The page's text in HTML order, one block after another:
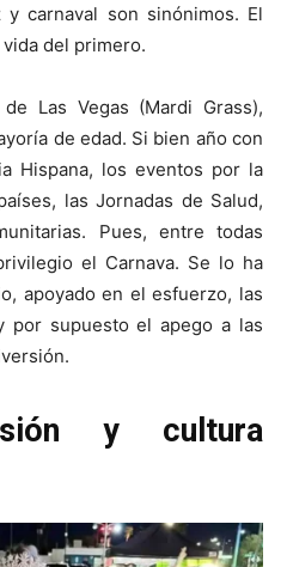
carnaval son sinónimos. El
del primero.
Las Vegas (Mardi Grass),
de edad. Si bien año con
Hispana, los eventos por la
las Jornadas de Salud,
Pues, entre todas
el Carnava. Se lo ha
apoyado en el esfuerzo, las
por supuesto el apego a las
y cultura